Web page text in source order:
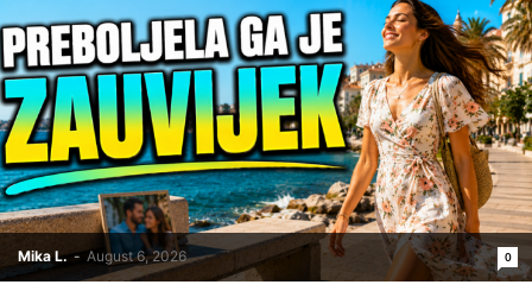
Mika L. - August 6, 2026 0